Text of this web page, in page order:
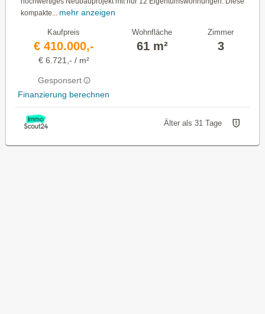
kompakte...
mehr anzeigen
Kaufpreis
€ 410.000,-
€ 6.721,- / m²
Gesponsert
Finanzierung berechnen
Wohnfläche
61 m²
Zimmer
3
Älter als 31 Tage